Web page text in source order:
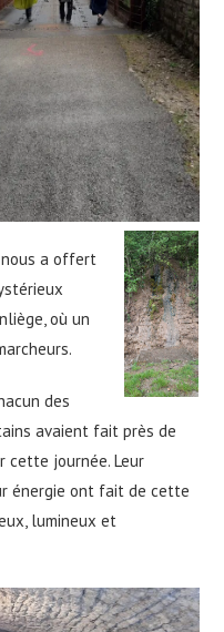
a offert
où un
des
avaient fait près de
cette journée. Leur
énergie ont fait de cette
lumineux et